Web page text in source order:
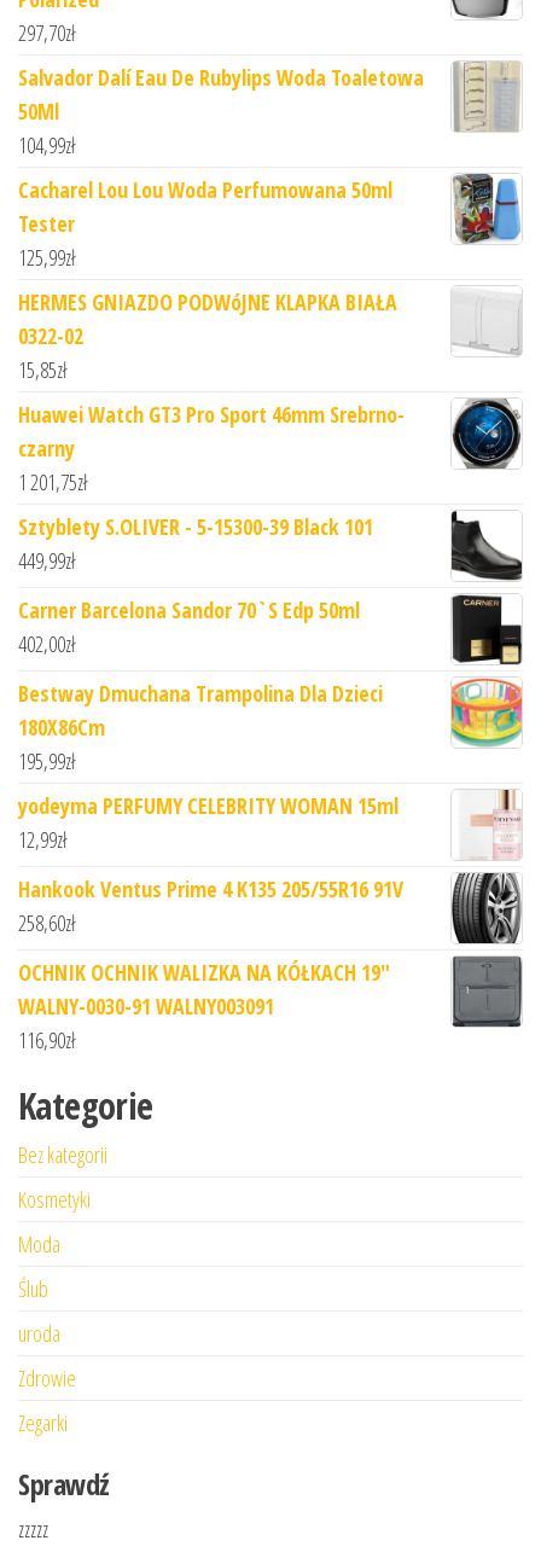
297,70zł
Salvador Dalí Eau De Rubylips Woda Toaletowa
50Ml
104,99zł
Cacharel Lou Lou Woda Perfumowana 50ml
Tester
125,99zł
HERMES GNIAZDO PODWóJNE KLAPKA BIAŁA
0322-02
15,85zł
Huawei Watch GT3 Pro Sport 46mm Srebrno-
czarny
1 201,75zł
Sztyblety S.OLIVER - 5-15300-39 Black 101
449,99zł
Carner Barcelona Sandor 70`S Edp 50ml
402,00zł
Bestway Dmuchana Trampolina Dla Dzieci
180X86Cm
195,99zł
yodeyma PERFUMY CELEBRITY WOMAN 15ml
12,99zł
Hankook Ventus Prime 4 K135 205/55R16 91V
258,60zł
OCHNIK OCHNIK WALIZKA NA KÓŁKACH 19"
WALNY-0030-91 WALNY003091
116,90zł
Kategorie
Bez kategorii
Kosmetyki
Moda
Ślub
uroda
Zdrowie
Zegarki
Sprawdź
zzzzz